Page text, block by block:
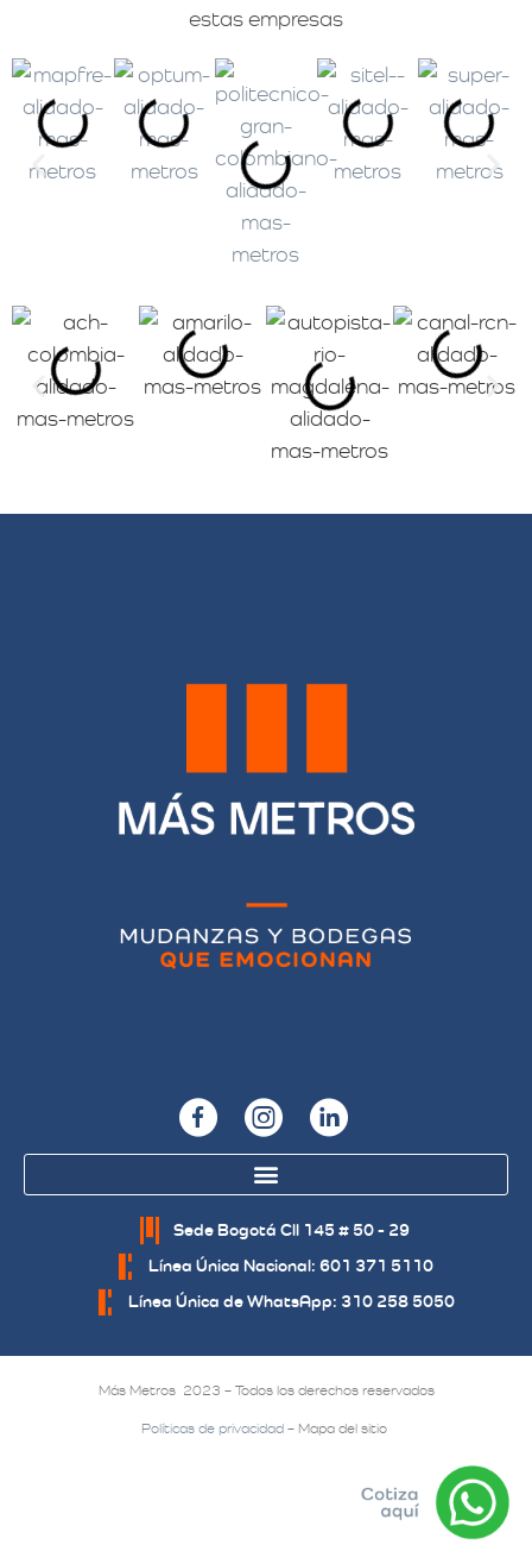
estas empresas
Sede Bogotá Cll 145 # 50 - 29
Línea Única Nacional: 601 371 5110
Línea Única de WhatsApp: 310 258 5050
Más Metros 2023 – Todos los derechos reservados
Políticas de privacidad – Mapa del sitio